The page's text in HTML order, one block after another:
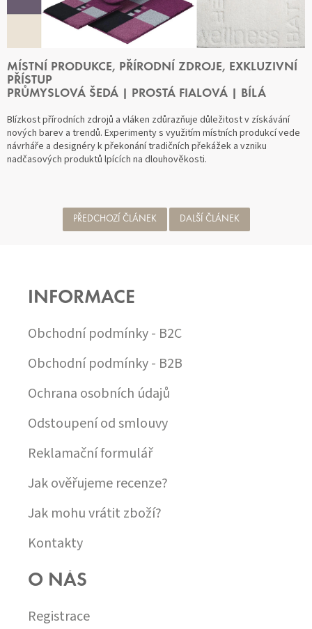
MÍSTNÍ PRODUKCE, PŘÍRODNÍ ZDROJE, EXKLUZIVNÍ
PŘÍSTUP
PRŮMYSLOVÁ ŠEDÁ | PROSTÁ FIALOVÁ | BÍLÁ
Blízkost přírodních zdrojů a vláken zdůrazňuje důležitost v získávání
nových barev a trendů. Experimenty s využitím místních produkcí vede
návrháře a designéry k překonání tradičních překážek a vzniku
nadčasových produktů lpících na dlouhověkosti.
PŘEDCHOZÍ ČLÁNEK DALŠÍ ČLÁNEK
INFORMACE
Obchodní podmínky - B2C
Obchodní podmínky - B2B
Ochrana osobních údajů
Odstoupení od smlouvy
Reklamační formulář
Jak ověřujeme recenze?
Jak mohu vrátit zboží?
Kontakty
O NÁS
Registrace